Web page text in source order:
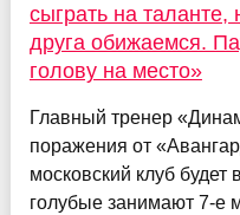
сыграть на таланте,
друга обижаемся.
голову на место»
Главный тренер
поражения от
московский клуб
голубые занимают 7-е